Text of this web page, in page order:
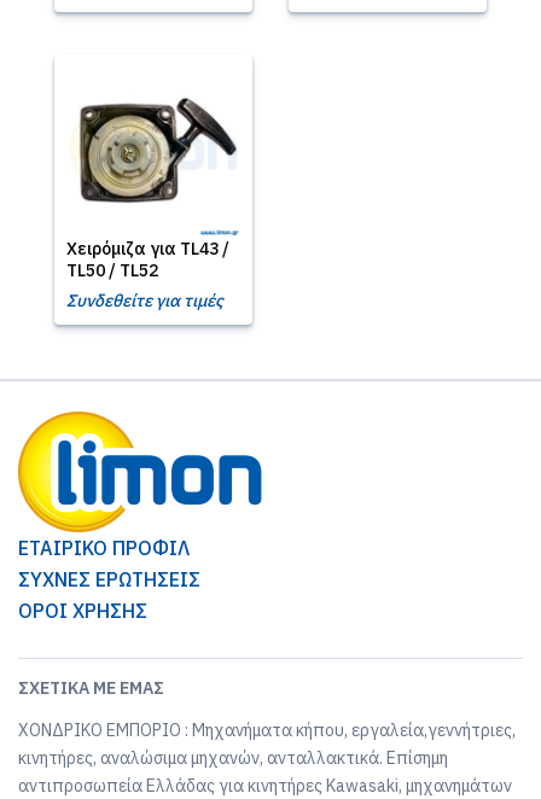
Χειρόμιζα για TL43 /
TL50 / TL52
Συνδεθείτε για τιμές
ΕΤΑΙΡΙΚΟ ΠΡΟΦΙΛ
ΣΥΧΝΕΣ ΕΡΩΤΗΣΕΙΣ
ΟΡΟΙ ΧΡΗΣΗΣ
ΣΧΕΤΙΚΆ ΜΕ ΕΜΆΣ
ΧΟΝΔΡΙΚΟ ΕΜΠΟΡΙΟ : Μηχανήματα κήπου, εργαλεία,γεννήτριες,
κινητήρες, αναλώσιμα μηχανών, ανταλλακτικά. Επίσημη
αντιπροσωπεία Ελλάδας για κινητήρες Kawasaki, μηχανημάτων